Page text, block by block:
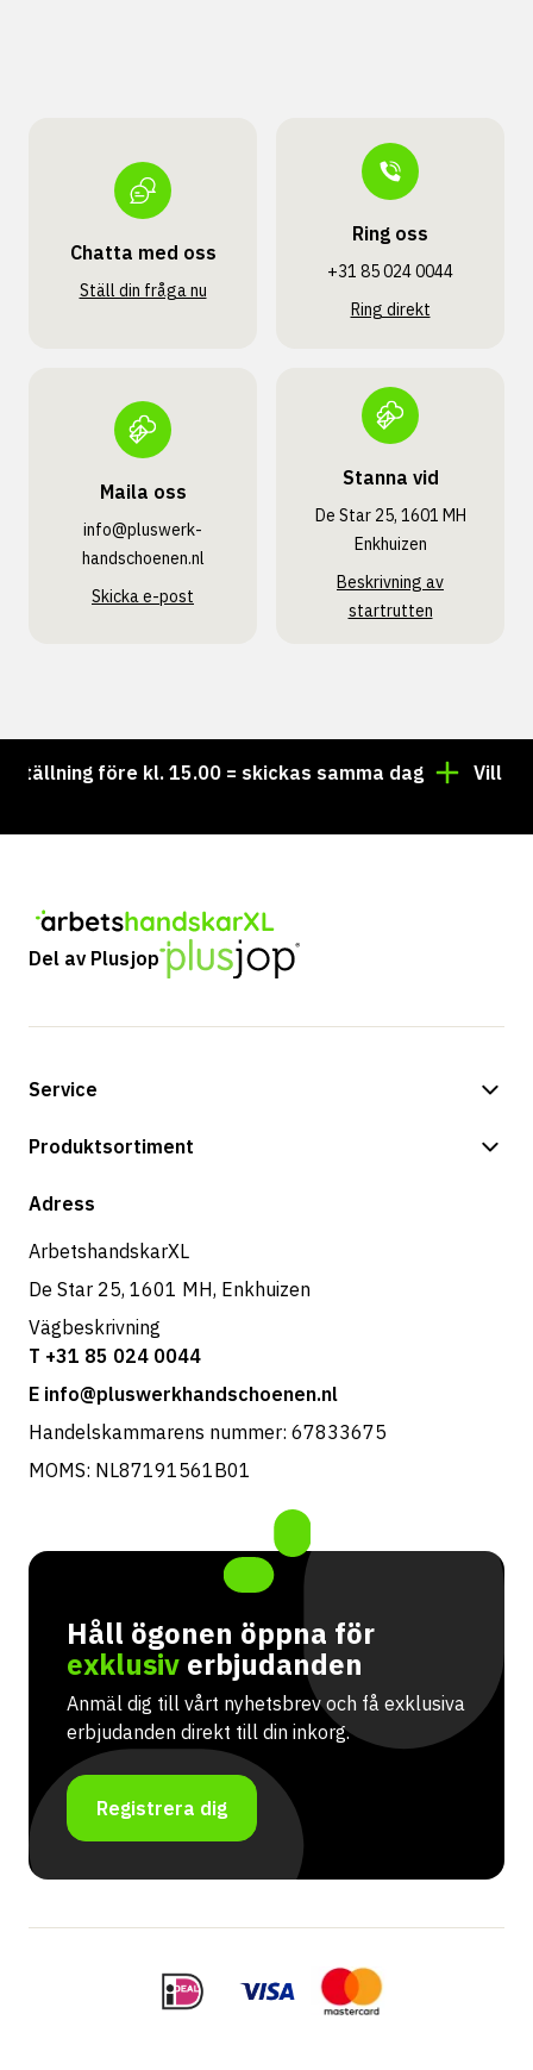
Chatta med oss
Ställ din fråga nu
Ring oss
+31 85 024 0044
Ring direkt
Maila oss
info@pluswerk­
handschoenen.nl
Skicka e-post
Stanna vid
De Star 25, 1601 MH
Enkhuizen
Beskrivning av
startrutten
före kl. 15.00 = skickas samma dag Vill du ha
Del av Plusjop
Service
Betalningsalternativ
Returer & service
Produktsortiment
Butik
Adress
ArbetshandskarXL
De Star 25, 1601 MH, Enkhuizen
Vägbeskrivning
T +31 85 024 0044
E info@pluswerkhandschoenen.nl
Handelskammarens nummer: 67833675
MOMS: NL87191561B01
Håll ögonen öppna för
exklusiv erbjudanden
Anmäl dig till vårt nyhetsbrev och få exklusiva
erbjudanden direkt till din inkorg.
Registrera dig